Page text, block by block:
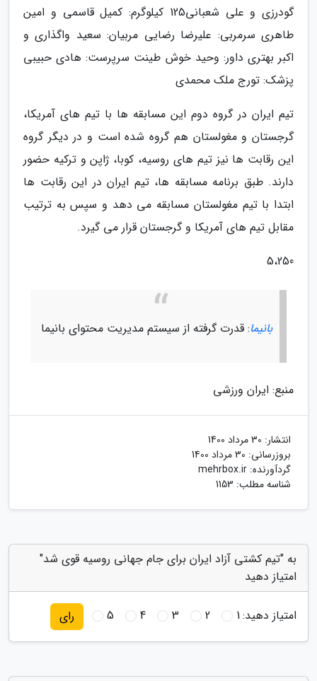
گودرزی و علی شعبانی125 کیلوگرم: کمیل قاسمی و امین
طاهری سرمربی: علیرضا رضایی مربیان: سعید واگذاری و
اکبر بهتری داور: وحید خوش طینت سرپرست: هادی حبیبی
پزشک: تورج ملک محمدی
تیم ایران در گروه دوم این مسابقه ها با تیم های آمریکا،
گرجستان و مغولستان هم گروه شده است و در دیگر گروه
این رقابت ها نیز تیم های روسیه، کوبا، ژاپن و ترکیه حضور
دارند. طبق برنامه مسابقه ها، تیم ایران در این رقابت ها
ابتدا با تیم مغولستان مسابقه می دهد و سپس به ترتیب
مقابل تیم های آمریکا و گرجستان قرار می گیرد.
5،250
بانیما: قدرت گرفته از سیستم مدیریت محتوای بانیما
منبع: ایران ورزشی
انتشار: 30 مرداد 1400
بروزرسانی: 30 مرداد 1400
گردآورنده: mehrbox.ir
شناسه مطلب: 1153
به "تیم کشتی آزاد ایران برای جام جهانی روسیه قوی شد"
امتیاز دهید
امتیاز دهید:1
2
3
4
5 رای